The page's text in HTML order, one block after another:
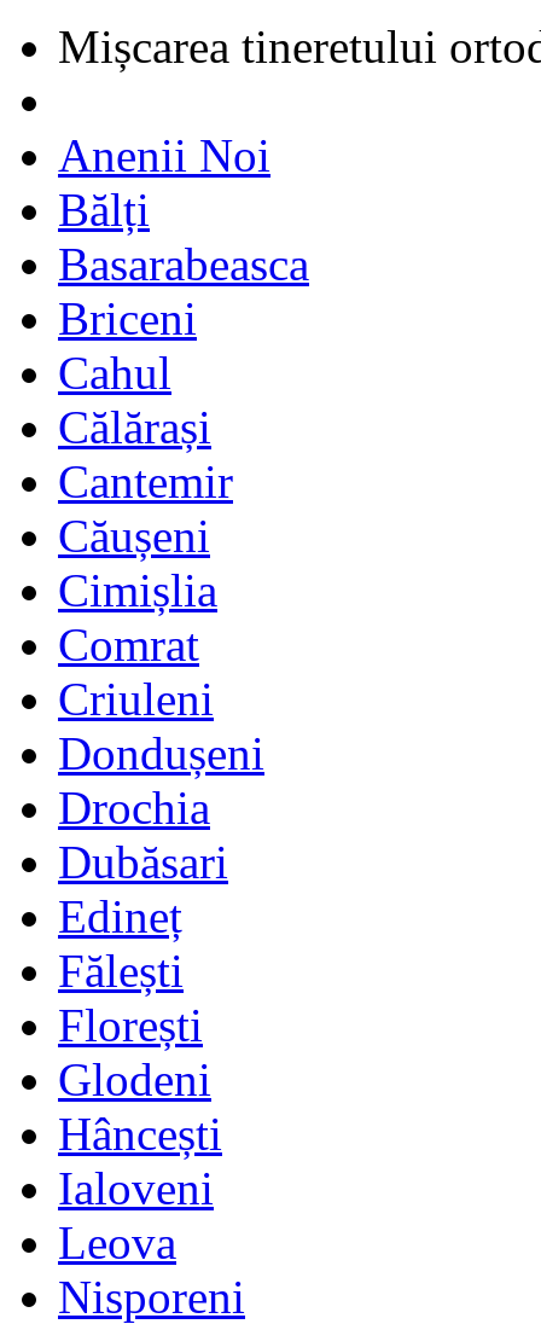
Mișcarea tineretului
Anenii Noi
Bălți
Basarabeasca
Briceni
Cahul
Călărași
Cantemir
Căușeni
Cimișlia
Comrat
Criuleni
Dondușeni
Drochia
Dubăsari
Edineț
Fălești
Florești
Glodeni
Hâncești
Ialoveni
Leova
Nisporeni